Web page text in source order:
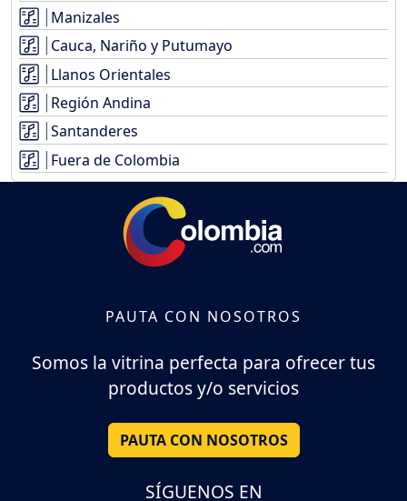
Manizales
Cauca, Nariño y Putumayo
Llanos Orientales
Región Andina
Santanderes
Fuera de Colombia
PAUTA CON NOSOTROS
Somos la vitrina perfecta para ofrecer tus
productos y/o servicios
PAUTA CON NOSOTROS
SÍGUENOS EN